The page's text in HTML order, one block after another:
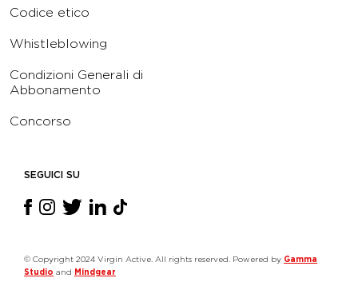
Codice etico
Whistleblowing
Condizioni Generali di
Abbonamento
Concorso
SEGUICI SU
© Copyright 2024 Virgin Active. All rights reserved. Powered by Gamma
Studio and Mindgear